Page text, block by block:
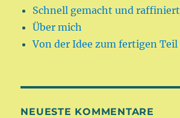
Schnell gemacht und raffiniert
Über mich
Von der Idee zum fertigen Teil
NEUESTE KOMMENTARE